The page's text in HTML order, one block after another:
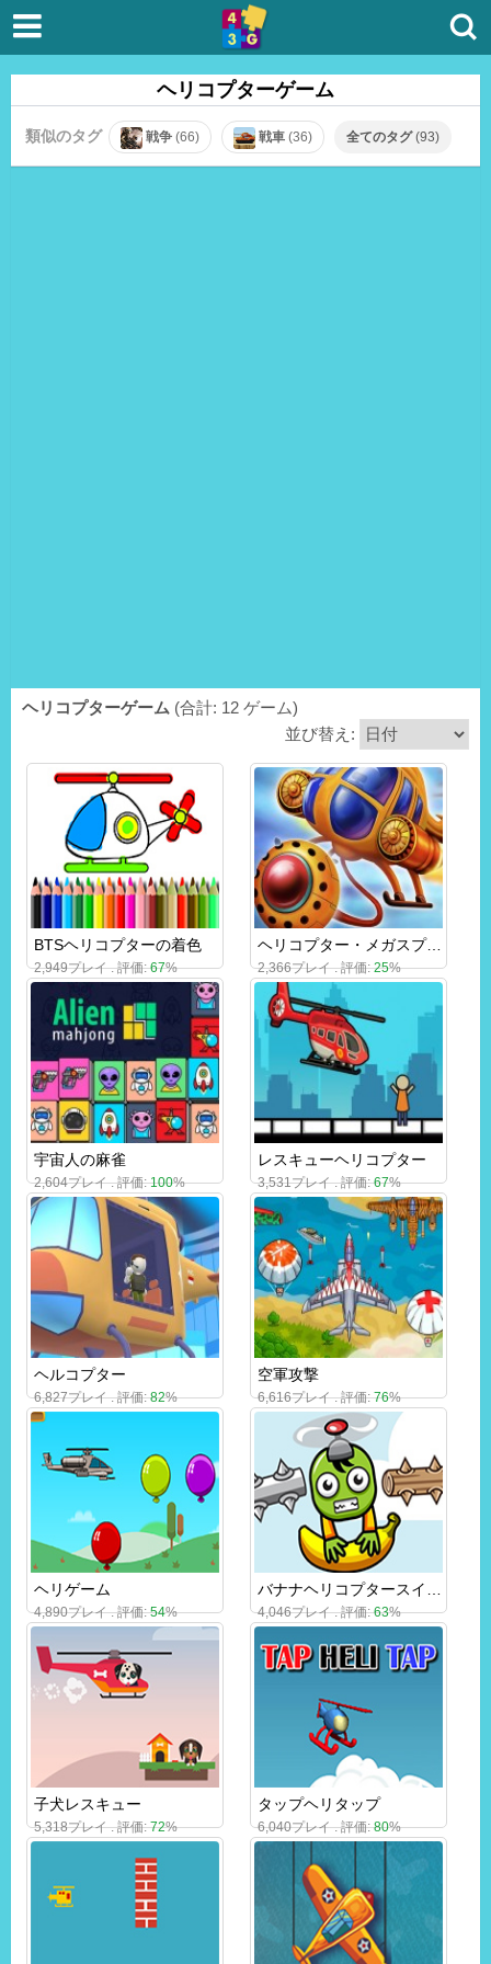
ヘリコプターゲーム
類似のタグ 戦争 (66) 戦車 (36) 全てのタグ(93)
ヘリコプターゲーム (合計: 12 ゲーム)
並び替え:
BTSヘリコプターの着色
2,949プレイ . 評価:67%
ヘリコプター・メガスプラッシュ
2,366プレイ . 評価:25%
宇宙人の麻雀
2,604プレイ . 評価:100%
レスキューヘリコプター
3,531プレイ . 評価:67%
ヘルコプター
6,827プレイ . 評価:82%
空軍攻撃
6,616プレイ . 評価:76%
ヘリゲーム
4,890プレイ . 評価:54% 4,046プレイ . 評価:63%
子犬レスキュー
5,318プレイ . 評価:72%
タップヘリタップ
6,040プレイ . 評価:80%